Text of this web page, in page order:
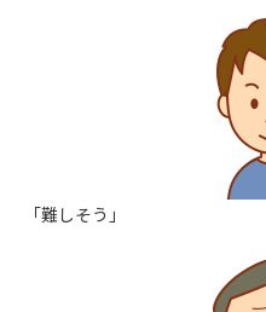
「難しそう」